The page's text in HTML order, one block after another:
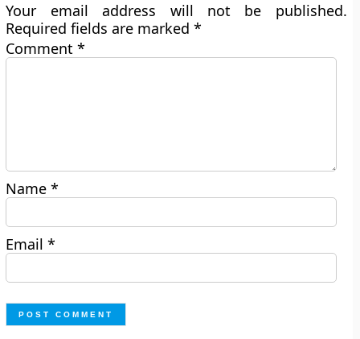
Your email address will not be published.
Required fields are marked*
Comment*
Name*
Email*